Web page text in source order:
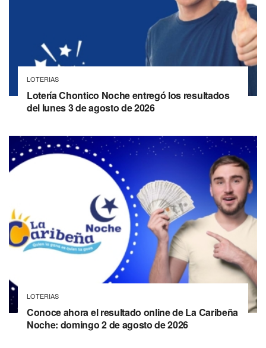
LOTERIAS
Lotería Chontico Noche entregó los resultados
del lunes 3 de agosto de 2026
LOTERIAS
Conoce ahora el resultado online de La Caribeña
Noche: domingo 2 de agosto de 2026